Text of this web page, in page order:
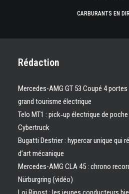
CARBURANTS EN
Rédaction
Mercedes-AMG GT 53 Coupé 4
grand tourisme électrique
Telo MT1 : pick‑up électrique de
Cybertruck
Bugatti Destrier : hypercar unique qui
d’art mécanique
Mercedes-AMG CLA 45 : chrono
Nürburgring (vidéo)